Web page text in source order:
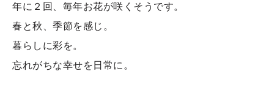
年に２回、毎年お花が咲くそうです。
春と秋、季節を感じ。
暮らしに彩を。
忘れがちな幸せを日常に。